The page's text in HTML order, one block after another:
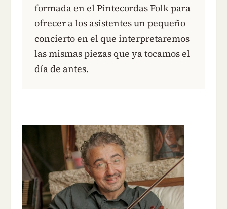
formada en el Pintecordas Folk para
ofrecer a los asistentes un pequeño
concierto en el que interpretaremos
las mismas piezas que ya tocamos el
día de antes.